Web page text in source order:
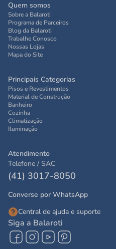
Quem somos
Sobre a Balaroti
Programa de Parceiros
Blog da Balaroti
Trabalhe Conosco
Nossas Lojas
Mapa do Site
Principais Categorias
Pisos e Revestimentos
Material de Construção
Banheiro
Cozinha
Climatização
Iluminação
Atendimento
Telefone / SAC
(41) 3017-8050
Converse por WhatsApp
Central de ajuda e suporte
Siga a Balaroti